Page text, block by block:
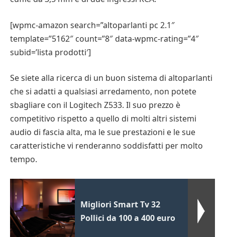
[wpmc-amazon search=”altoparlanti pc 2.1″
template=”5162″ count=”8″ data-wpmc-rating=”4″
subid=’lista prodotti′]
Se siete alla ricerca di un buon sistema di altoparlanti
che si adatti a qualsiasi arredamento, non potete
sbagliare con il Logitech Z533. Il suo prezzo è
competitivo rispetto a quello di molti altri sistemi
audio di fascia alta, ma le sue prestazioni e le sue
caratteristiche vi renderanno soddisfatti per molto
tempo.
Migliori Smart Tv 32
Pollici da 100 a 400 euro